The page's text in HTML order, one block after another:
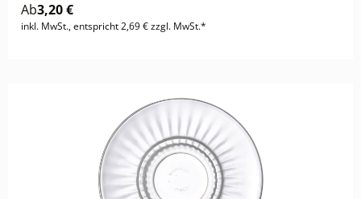
Ab3,20 €
inkl. MwSt., entspricht 2,69 € zzgl. MwSt.*